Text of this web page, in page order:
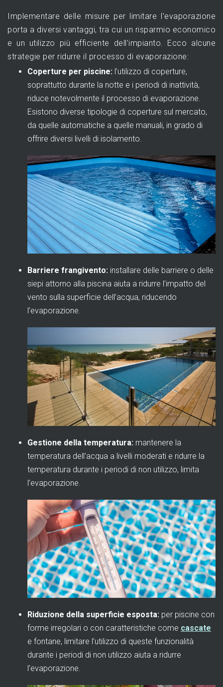
Implementare delle misure per limitare l’evaporazione
porta a diversi vantaggi, tra cui un risparmio economico
e un utilizzo più efficiente dell’impianto. Ecco alcune
strategie per ridurre il processo di evaporazione:
Coperture per piscine: l’utilizzo di coperture,
soprattutto durante la notte e i periodi di inattività,
riduce notevolmente il processo di evaporazione.
Esistono diverse tipologie di coperture sul mercato,
da quelle automatiche a quelle manuali, in grado di
offrire diversi livelli di isolamento.
Barriere frangivento: installare delle barriere o delle
siepi attorno alla piscina aiuta a ridurre l’impatto del
vento sulla superficie dell’acqua, riducendo
l’evaporazione.
Gestione della temperatura: mantenere la
temperatura dell’acqua a livelli moderati e ridurre la
temperatura durante i periodi di non utilizzo, limita
l’evaporazione.
Riduzione della superficie esposta: per piscine con
forme irregolari o con caratteristiche come cascate
e fontane, limitare l’utilizzo di queste funzionalità
durante i periodi di non utilizzo aiuta a ridurre
l’evaporazione.